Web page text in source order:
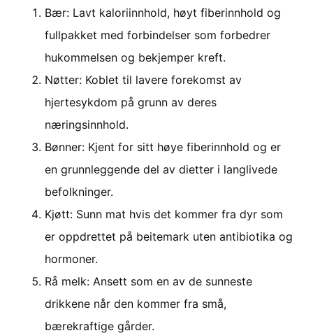
Bær: Lavt kaloriinnhold, høyt fiberinnhold og
fullpakket med forbindelser som forbedrer
hukommelsen og bekjemper kreft.
Nøtter: Koblet til lavere forekomst av
hjertesykdom på grunn av deres
næringsinnhold.
Bønner: Kjent for sitt høye fiberinnhold og er
en grunnleggende del av dietter i langlivede
befolkninger.
Kjøtt: Sunn mat hvis det kommer fra dyr som
er oppdrettet på beitemark uten antibiotika og
hormoner.
Rå melk: Ansett som en av de sunneste
drikkene når den kommer fra små,
bærekraftige gårder.